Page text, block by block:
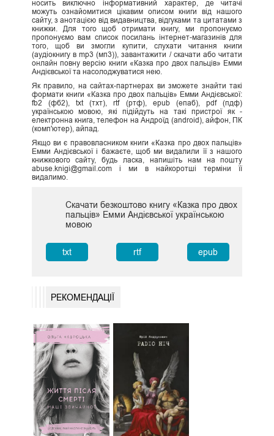
носить виключно інформативний характер, де читачі
можуть ознайомитися цікавим описом книги від нашого
сайту, з анотацією від видавництва, відгуками та цитатами з
книжки. Для того щоб отримати книгу, ми пропонуємо
пропонуємо вам список посилань інтернет-магазинів для
того, щоб ви змогли купити, слухати читання книги
(аудіокнигу в mp3 (мп3)), завантажити / скачати або читати
онлайн повну версію книги «Казка про двох пальців» Емми
Андієвської та насолоджуватися нею.
Як правило, на сайтах-партнерах ви зможете знайти такі
формати книги «Казка про двох пальців» Емми Андієвської:
fb2 (фб2), txt (тхт), rtf (ртф), epub (епаб), pdf (пдф)
українською мовою, які підійдуть на такі пристрої як -
електронна книга, телефон на Андроїд (android), айфон, ПК
(комп'ютер), айпад.
Якщо ви є правовласником книги «Казка про двох пальців»
Емми Андієвської і бажаєте, щоб ми видалили її з нашого
книжкового сайту, будь ласка, напишіть нам на пошту
abuse.knigi@gmail.com і ми в найкоротші терміни її
видалимо.
Скачати безкоштово книгу «Казка про двох
пальців» Емми Андієвської українською
мовою
txt rtf epub
РЕКОМЕНДАЦІЇ